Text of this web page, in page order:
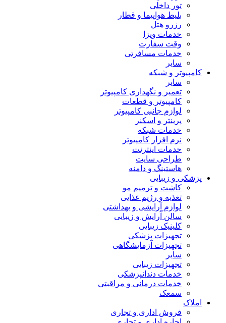
تور داخلی
بلیط هواپیما و قطار
رزرو هتل
خدمات ویزا
وقت سفارت
خدمات مسافرتی
سایر
کامپیوتر و شبکه
سایر
تعمیر و نگهداری کامپیوتر
کامپیوتر و قطعات
لوازم جانبی کامپیوتر
پرینتر و اسکنر
خدمات شبکه
نرم افزار کامپیوتر
خدمات اینترنت
طراحی سایت
هاستینگ و دامنه
پزشکی و زیبایی
کاشت و ترمیم مو
تغذیه و رژیم غذایی
لوازم آرایشی و بهداشتی
سالن آرایش و زیبایی
کلینیک زیبایی
تجهیزات پزشکی
تجهیزات آزمایشگاهی
سایر
تجهیزات زیبایی
خدمات دندانپزشکی
خدمات درمانی و مراقبتی
سمعک
املاک
فروش اداری و تجاری